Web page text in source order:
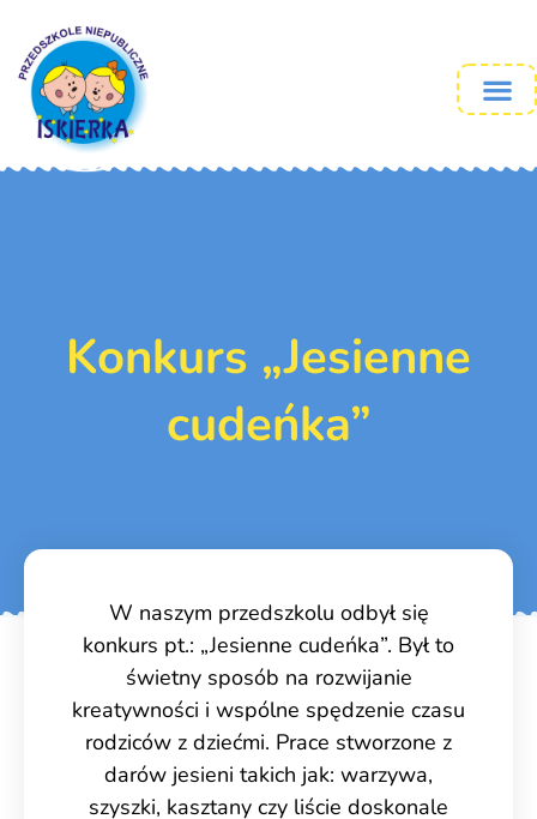
Konkurs „Jesienne
cudeńka”
W naszym przedszkolu odbył się
konkurs pt.: „Jesienne cudeńka”. Był to
świetny sposób na rozwijanie
kreatywności i wspólne spędzenie czasu
rodziców z dziećmi. Prace stworzone z
darów jesieni takich jak: warzywa,
szyszki, kasztany czy liście doskonale